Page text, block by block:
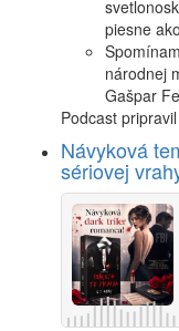
piesne
národnej
Gašpar
Podcast
Návyková
sériovej